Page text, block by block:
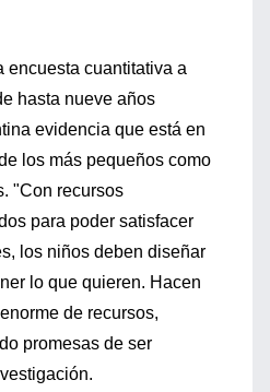
encuesta cuantitativa a
hasta nueve años
evidencia que está en
los más pequeños como
"Con recursos
para poder satisfacer
los niños deben diseñar
lo que quieren. Hacen
de recursos,
promesas de ser